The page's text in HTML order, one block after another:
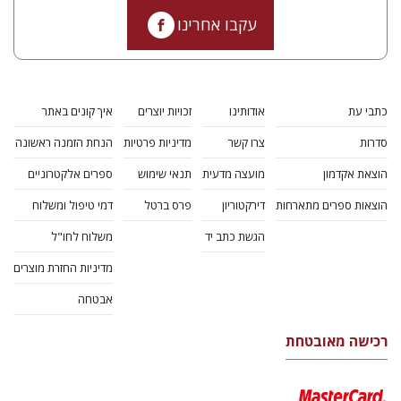
עקבו אחרינו
כתבי עת
סדרות
הוצאת אקדמון
הוצאות ספרים מתארחות
אודותינו
צרו קשר
מועצה מדעית
דירקטוריון
הגשת כתב יד
זכויות יוצרים
מדיניות פרטיות
תנאי שימוש
פרס ברטל
איך קונים באתר
הנחת הזמנה ראשונה
ספרים אלקטרוניים
דמי טיפול ומשלוח
משלוח לחו"ל
מדיניות החזרת מוצרים
אבטחה
רכישה מאובטחת